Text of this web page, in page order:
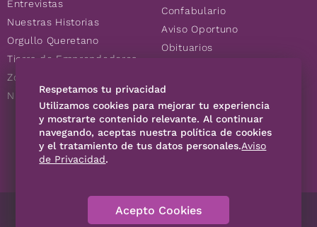
Entrevistas
Nuestras Historias
Orgullo Queretano
Tierra de Emprendedores
Zoociales
Nuevos Queretanos
Confabulario
Aviso Oportuno
Obituarios
Consultas
SÍGUENOS
Contáctanos Código de Ética
Respetamos tu privacidad
Utilizamos cookies para mejorar tu experiencia
y mostrarte contenido relevante. Al continuar
navegando, aceptas nuestra política de cookies
y el tratamiento de tus datos personales.Aviso
de Privacidad.
Acepto Cookies